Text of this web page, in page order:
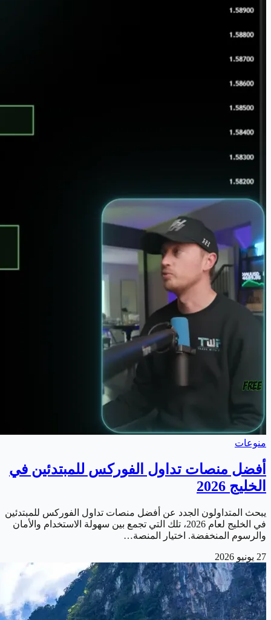
منوعات
أفضل منصات تداول الفوركس للمبتدئين في
الخليج 2026
يبحث المتداولون الجدد عن أفضل منصات تداول الفوركس للمبتدئين
في الخليج لعام 2026، تلك التي تجمع بين سهولة الاستخدام والأمان
والرسوم المنخفضة. اختيار المنصة…
27 يونيو 2026